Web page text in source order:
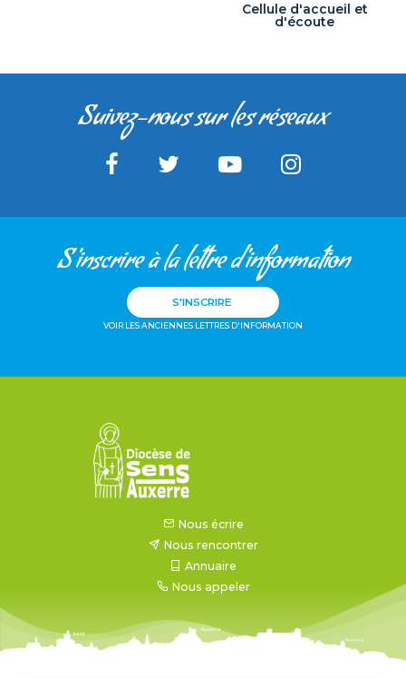
Cellule d'accueil et
d'écoute
Suivez-nous sur les réseaux
S'inscrire à la lettre d'information
S'INSCRIRE
VOIR LES ANCIENNES LETTRES D'INFORMATION
Nous écrire
Nous rencontrer
Annuaire
Nous appeler